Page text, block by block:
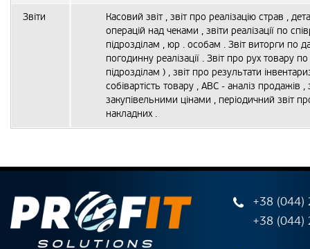
Звіти
Касовий звіт , звіт про реалізацію страв ,
операцій над чеками , звіти реалізації по
підрозділам , юр . особам . Звіт виторги по
погодинну реалізації . Звіт про рух товару
підрозділам ) , звіт про результати
собівартість товару , ABC - аналіз продажів ,
закупівельними цінами , періодичний звіт
накладних .
+38
+38